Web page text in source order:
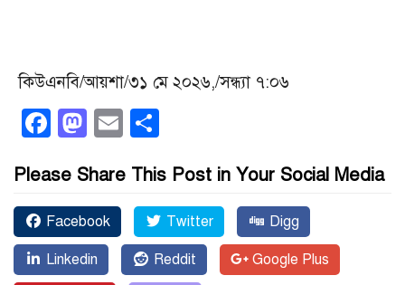
কিউএনবি/আয়শা/৩১ মে ২০২৬,/সন্ধ্যা ৭:০৬
Facebook
Mastodon
Email
Please Share This Post in Your Social Media
Facebook Twitter Digg
Linkedin Reddit Google Plus